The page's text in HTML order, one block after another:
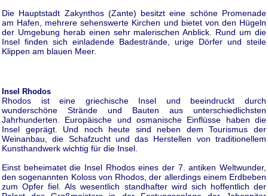
Die Hauptstadt Zakynthos (Zante) besitzt eine schöne Promenade
am Hafen, mehrere sehenswerte Kirchen und bietet von den Hügeln
der Umgebung herab einen sehr malerischen Anblick. Rund um die
Insel finden sich einladende Badestrände, urige Dörfer und steile
Klippen am blauen Meer.
Insel Rhodos
Rhodos ist eine griechische Insel und beeindruckt durch
wunderschöne Strände und Bauten aus unterschiedlichsten
Jahrhunderten. Europäische und osmanische Einflüsse haben die
Insel geprägt. Und noch heute sind neben dem Tourismus der
Weinanbau, die Schafzucht und das Herstellen von traditionellem
Kunsthandwerk wichtig für die Insel.
Einst beheimatet die Insel Rhodos eines der 7. antiken Weltwunder,
den sogenannten Koloss von Rhodos, der allerdings einem Erdbeben
zum Opfer fiel. Als wesentlich standhafter wird sich hoffentlich der